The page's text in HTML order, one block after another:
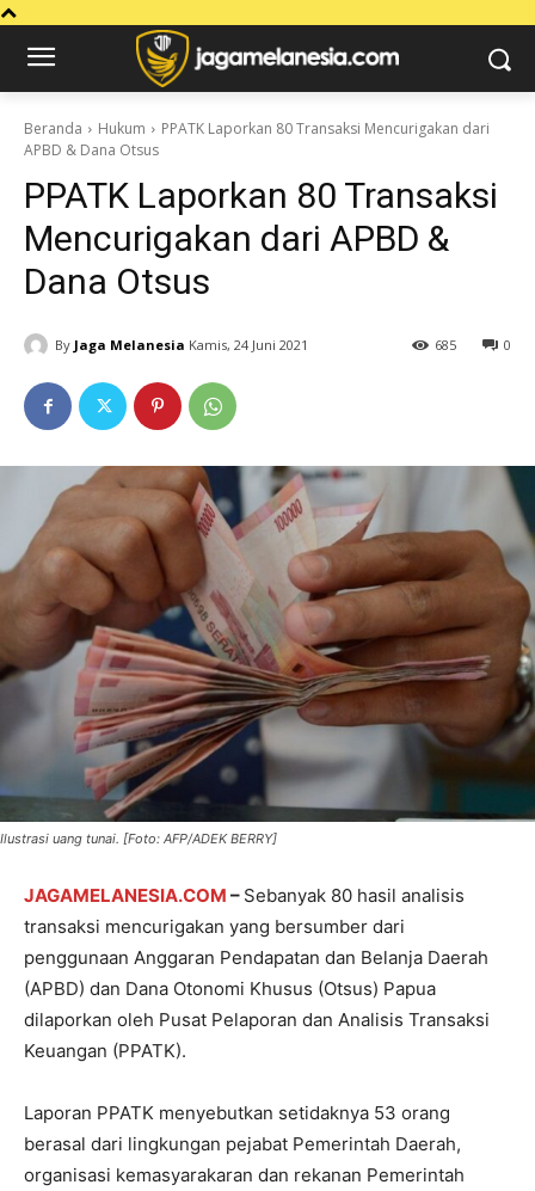
Beranda Hukum
PPATK Laporkan 80 Transaksi Mencurigakan dari
APBD & Dana Otsus
PPATK Laporkan 80 Transaksi
Mencurigakan dari APBD &
Dana Otsus
By Jaga Melanesia Kamis, 24 Juni 2021 0
685
Ilustrasi uang tunai. [Foto: AFP/ADEK BERRY]
JAGAMELANESIA.COM – Sebanyak 80 hasil analisis
transaksi mencurigakan yang bersumber dari
penggunaan Anggaran Pendapatan dan Belanja Daerah
(APBD) dan Dana Otonomi Khusus (Otsus) Papua
dilaporkan oleh Pusat Pelaporan dan Analisis Transaksi
Keuangan (PPATK).
Laporan PPATK menyebutkan setidaknya 53 orang
berasal dari lingkungan pejabat Pemerintah Daerah,
organisasi kemasyarakaran dan rekanan Pemerintah